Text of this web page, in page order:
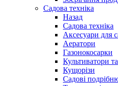
Садова техніка
Назад
Садова техніка
Аксесуари для
Аератори
Газонокосарки
Культиватори
Кущорізи
Садові